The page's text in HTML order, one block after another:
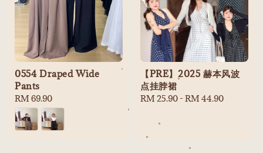
0554 Draped Wide
Pants
Regular
price
RM 69.90
【PRE】2025 赫本风波
点挂脖裙
Regular
RM 25.90 -RM 44.90